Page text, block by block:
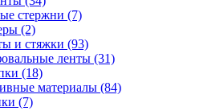
стержни (7)
(2)
и стяжки (93)
ленты (31)
(18)
материалы (84)
(7)